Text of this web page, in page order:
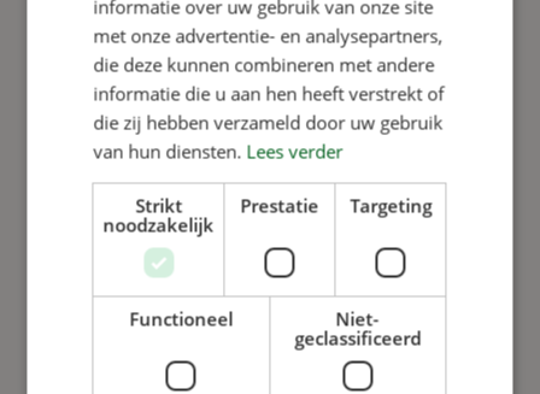
Read more
informatie over uw gebruik van onze site
met onze advertentie- en analysepartners,
die deze kunnen combineren met andere
informatie die u aan hen heeft verstrekt of
die zij hebben verzameld door uw gebruik
van hun diensten. Lees verder
Strikt
noodzakelijk
Prestatie Targeting
Functioneel
Niet-
geclassificeerd